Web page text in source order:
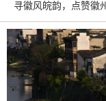
寻徽风皖韵，点赞徽